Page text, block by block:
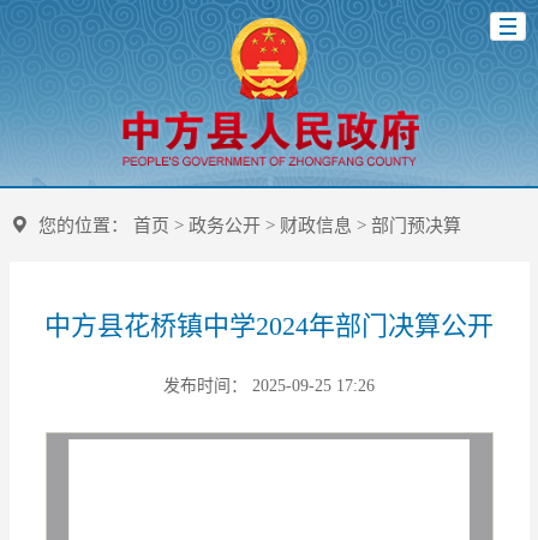
您的位置： 首页 > 政务公开> 财政信息 > 部门预决算
中方县花桥镇中学2024年部门决算公开
发布时间： 2025-09-25 17:26